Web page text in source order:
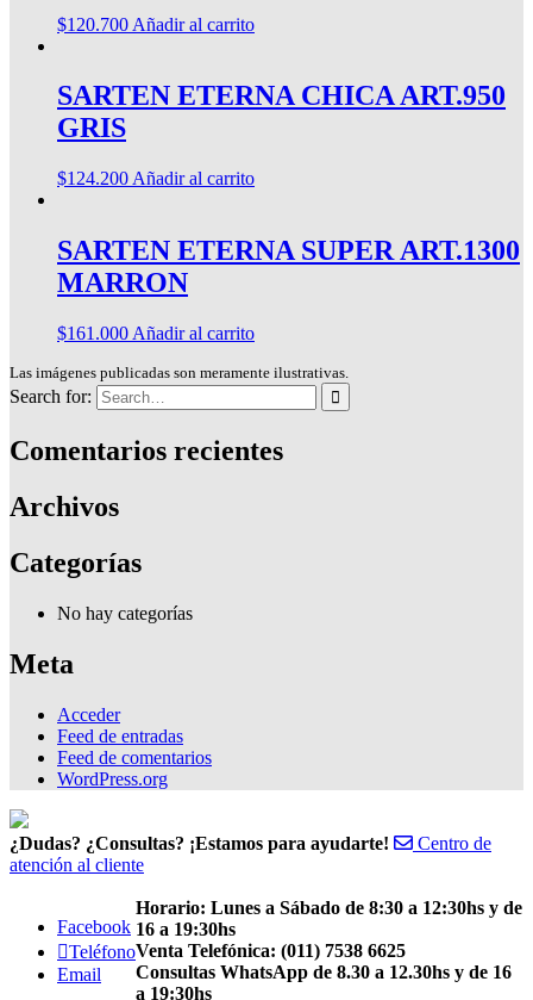
$120.700 Añadir al carrito
SARTEN ETERNA CHICA ART.950
GRIS
$124.200 Añadir al carrito
SARTEN ETERNA SUPER ART.1300
MARRON
$161.000 Añadir al carrito
Las imágenes publicadas son meramente ilustrativas.
Search for:
Comentarios recientes
Archivos
Categorías
No hay categorías
Meta
Acceder
Feed de entradas
Feed de comentarios
WordPress.org
¿Dudas? ¿Consultas? ¡Estamos para ayudarte!
Centro de
atención al cliente
Facebook
Teléfono
Email
Horario: Lunes a Sábado de 8:30 a 12:30hs y de
16 a 19:30hs
Venta Telefónica: (011) 7538 6625
Consultas WhatsApp de 8.30 a 12.30hs y de 16
a 19:30hs